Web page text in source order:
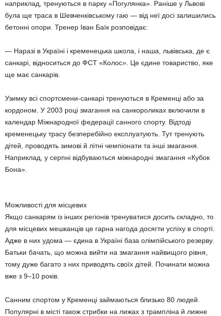
наприклад, тренуються в парку «Погулянка». Раніше у Львові
була ще траса в Шевченківському гаю — від неї досі залишились
бетонні опори. Тренер Іван Баїк розповідає:
— Наразі в Україні і кременецька школа, і наша, львівська, де є
санкарі, відноситься до ФСТ «Колос». Це єдине товариство, яке
ще має санкарів.
Узимку всі спортсмени-санкарі тренуються в Кременці або за
кордоном. У 2003 році змагання на санкороликах включили в
календар Міжнародної федерації санного спорту. Відтоді
кременецьку трасу безперебійно експлуатують. Тут тренують
дітей, проводять зимові й літні чемпіонати та інші змагання.
Наприклад, у серпні відбуваються міжнародні змагання «Кубок
Бона».
Можливості для місцевих
Якщо санкарям із інших регіонів тренуватися досить складно, то
для місцевих мешканців це гарна нагода досягти успіху в спорті.
Адже в них удома — єдина в Україні база олімпійського резерву.
Батьки бачать, що можна вийти на змагання найвищого рівня,
тому дуже багато з них приводять своїх дітей. Починати можна
вже з 9–10 років.
Санним спортом у Кременці займаються близько 80 людей.
Популярні в місті також стрибки на лижах з трампліна й лижне